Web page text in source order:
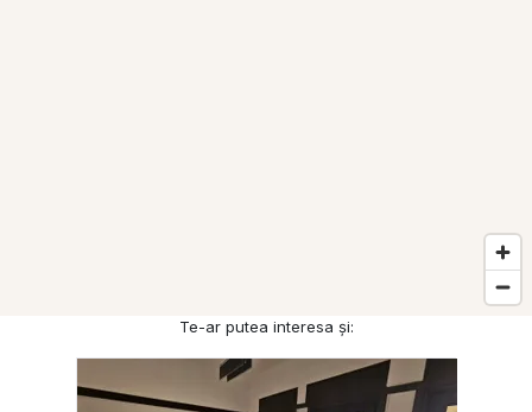
Te-ar putea interesa și: